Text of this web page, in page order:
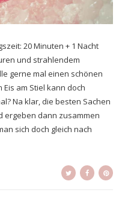
20 Minuten + 1 Nacht
und strahlendem
gerne mal einen schönen
am Stiel kann doch
Na klar, die besten Sachen
ergeben dann zusammen
sich doch gleich nach